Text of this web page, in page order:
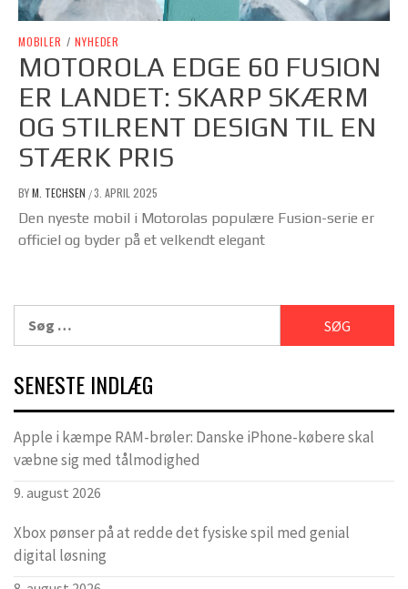
MOBILER / NYHEDER
MOTOROLA EDGE 60 FUSION
ER LANDET: SKARP SKÆRM
OG STILRENT DESIGN TIL EN
STÆRK PRIS
BYM. TECHSEN /3. APRIL 2025
Den nyeste mobil i Motorolas populære Fusion-serie er
officiel og byder på et velkendt elegant
efter:
SENESTE INDLÆG
Apple i kæmpe RAM-brøler: Danske iPhone-købere skal
væbne sig med tålmodighed
9. august 2026
Xbox pønser på at redde det fysiske spil med genial
digital løsning